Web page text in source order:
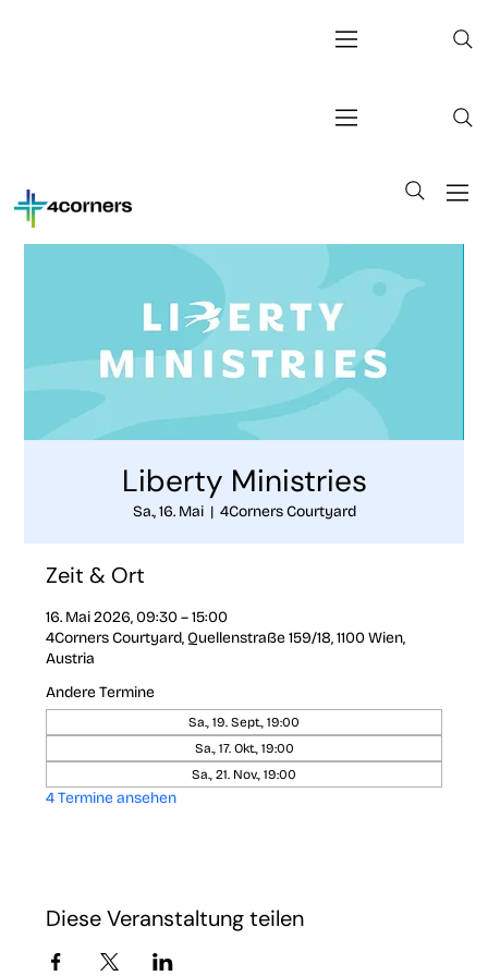
Liberty Ministries
Sa., 16. Mai
  |
4Corners Courtyard
Zeit & Ort
16. Mai 2026, 09:30 – 15:00
4Corners Courtyard, Quellenstraße 159/18, 1100 Wien,
Austria
Andere Termine
Sa., 19. Sept., 19:00
Sa., 17. Okt., 19:00
Sa., 21. Nov., 19:00
4 Termine ansehen
Diese Veranstaltung teilen